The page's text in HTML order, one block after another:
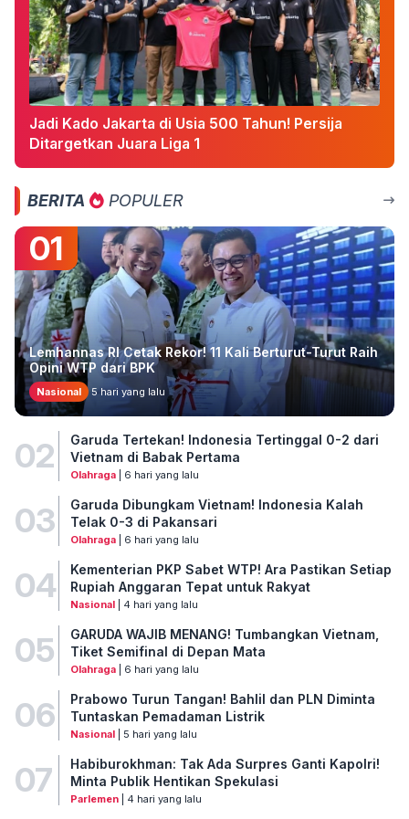
Jadi Kado Jakarta di Usia 500 Tahun! Persija
Ditargetkan Juara Liga 1
BERITA POPULER
01
Lemhannas RI Cetak Rekor! 11 Kali Berturut-Turut Raih
Opini WTP dari BPK
Nasional 5 hari yang lalu
02
Garuda Tertekan! Indonesia Tertinggal 0-2 dari
Vietnam di Babak Pertama
Olahraga| 6 hari yang lalu
03
Garuda Dibungkam Vietnam! Indonesia Kalah
Telak 0-3 di Pakansari
Olahraga| 6 hari yang lalu
04
Kementerian PKP Sabet WTP! Ara Pastikan Setiap
Rupiah Anggaran Tepat untuk Rakyat
Nasional| 4 hari yang lalu
05
GARUDA WAJIB MENANG! Tumbangkan Vietnam,
Tiket Semifinal di Depan Mata
Olahraga| 6 hari yang lalu
06
Prabowo Turun Tangan! Bahlil dan PLN Diminta
Tuntaskan Pemadaman Listrik
Nasional| 5 hari yang lalu
07
Habiburokhman: Tak Ada Surpres Ganti Kapolri!
Minta Publik Hentikan Spekulasi
Parlemen| 4 hari yang lalu